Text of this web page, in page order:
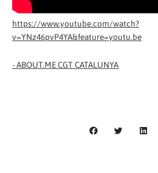
https://www.youtube.com/watch?
v=YNz46pvP4YA&feature=youtu.be
-ABOUT.ME CGT CATALUNYA